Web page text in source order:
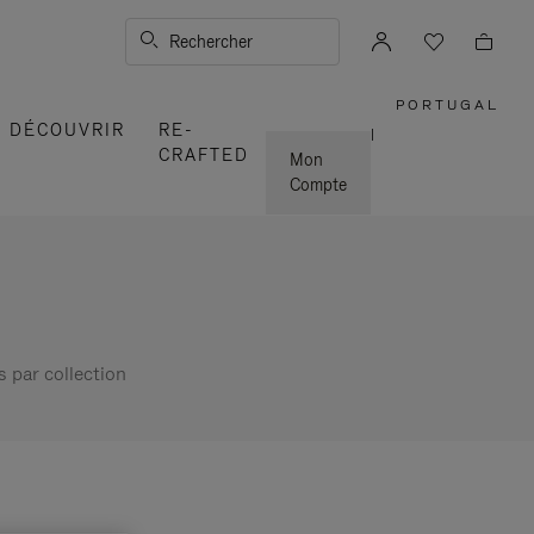
Rechercher
DÉCOUVRIR
RE-
CRAFTED
Mon
Compte
PORTUGAL
|
par collection